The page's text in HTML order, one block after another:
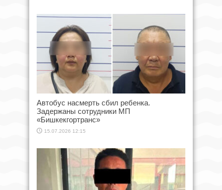
Автобус насмерть сбил ребенка.
Задержаны сотрудники МП
«Бишкекгортранс»
15.07.2026 12:15